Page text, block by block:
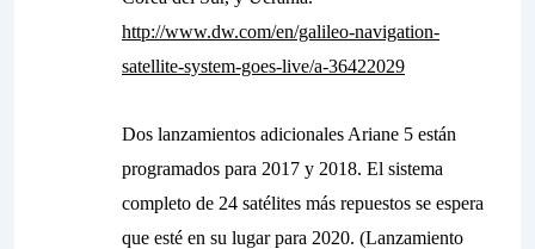
http://www.dw.com/en/galileo-navigation-
satellite-system-goes-live/a-36422029
Dos lanzamientos adicionales Ariane 5 están
programados para 2017 y 2018. El sistema
completo de 24 satélites más repuestos se espera
que esté en su lugar para 2020. (Lanzamiento